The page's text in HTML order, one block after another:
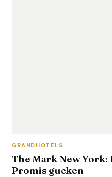
GRANDHOTELS
The Mark New York:
Promis gucken